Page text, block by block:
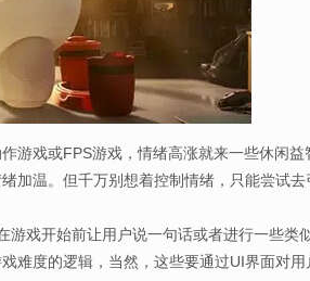
戏或FPS游戏，情绪高涨就来一些休闲益
加温。但千万别想着控制情绪，只能尝试去
戏开始前让用户说一句话或者进行一些类
难度的逻辑，当然，这些要通过UI界面对用